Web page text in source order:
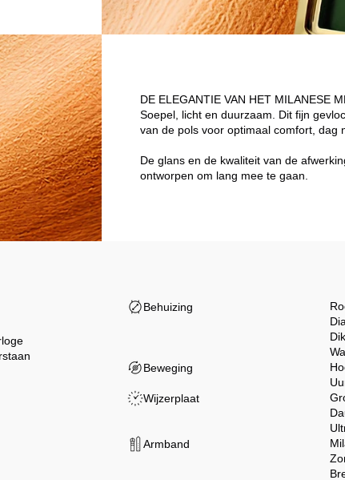
DE ELEGANTIE VAN HET MILANESE
Soepel, licht en duurzaam. Dit fijn
van de pols voor optimaal comfort, dag
De glans en de kwaliteit van de
ontworpen om lang mee te gaan.
Behuizing
Beweging
Wijzerplaat
Armband